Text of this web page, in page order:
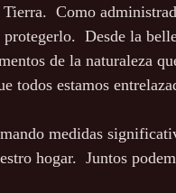
Como
Desde la
de la naturaleza
todos estamos
medidas
hogar.  Juntos